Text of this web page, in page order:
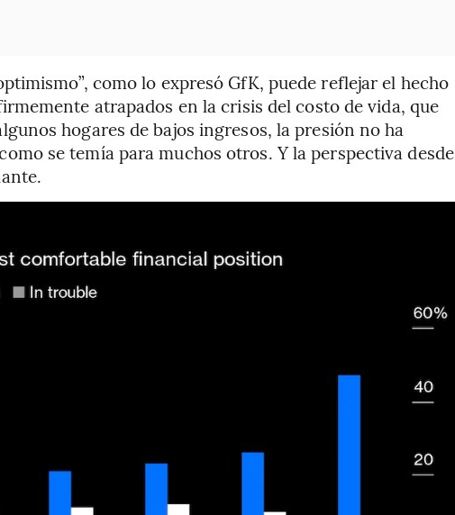
como lo expresó GfK, puede reflejar el hecho
atrapados en la crisis del costo de vida, que
hogares de bajos ingresos, la presión no ha
se temía para muchos otros. Y la perspectiva desde